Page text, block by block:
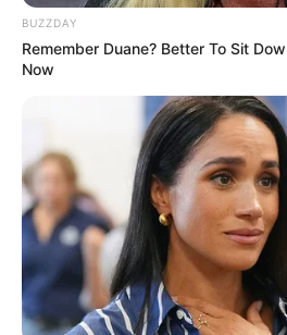
-ad4
Ao ver uma nadadeira peitoral
brancas, o pescador reconheceu
era o que costumava capturar.
Nantucket, mais de mil tubarões-
BUZZDAY
Remember Duane? Better To Sit
Now